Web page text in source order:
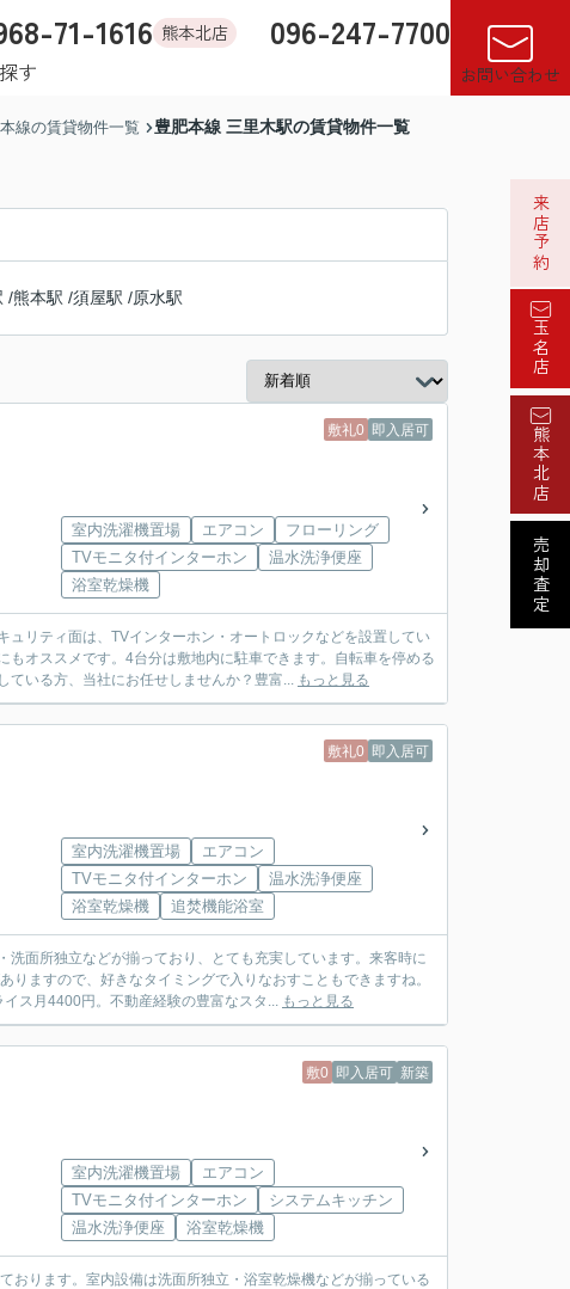
71-1616 熊本北店 096-247-7700
す お問い合わせ
線の賃貸物件一覧 豊肥本線 三里木駅の賃貸物件一覧
/熊本駅 /須屋駅 /原水駅
敷礼0 即入居可
室内洗濯機置場 エアコン
フローリング
TVモニタ付インターホン
温水洗浄便座
浴室乾燥機
リティ面は、TVインターホン・オートロックなどを設置してい
オススメです。4台分は敷地内に駐車できます。自転車を停める
ている方、当社にお任せしませんか？豊富... もっと見る
敷礼0 即入居可
室内洗濯機置場
エアコン
TVモニタ付インターホン
温水洗浄便座
浴室乾燥機
追焚機能浴室
面所独立などが揃っており、とても充実しています。来客時に
ますので、好きなタイミングで入りなおすこともできますね。
ス月4400円。不動産経験の豊富なスタ... もっと見る
敷0 即入居可 新築
室内洗濯機置場
エアコン
TVモニタ付インターホン
システムキッチン
温水洗浄便座
浴室乾燥機
おります。室内設備は洗面所独立・浴室乾燥機などが揃っている
来店予約
玉名店
熊本北店
売却査定